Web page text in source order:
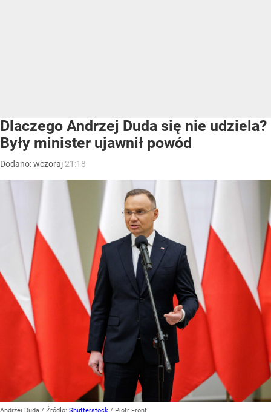
Dlaczego Andrzej Duda się nie udziela?
Były minister ujawnił powód
Dodano:wczoraj 21:18
Andrzej Duda / Źródło: Shutterstock / Piotr Front